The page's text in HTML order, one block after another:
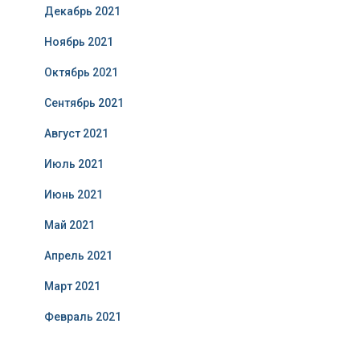
Декабрь 2021
Ноябрь 2021
Октябрь 2021
Сентябрь 2021
Август 2021
Июль 2021
Июнь 2021
Май 2021
Апрель 2021
Март 2021
Февраль 2021